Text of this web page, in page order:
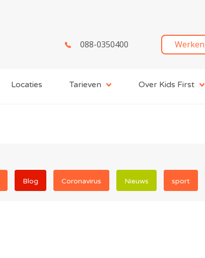
088-0350400
Locaties Tarieven Over Kids First
Blog Coronavirus Nieuws sport